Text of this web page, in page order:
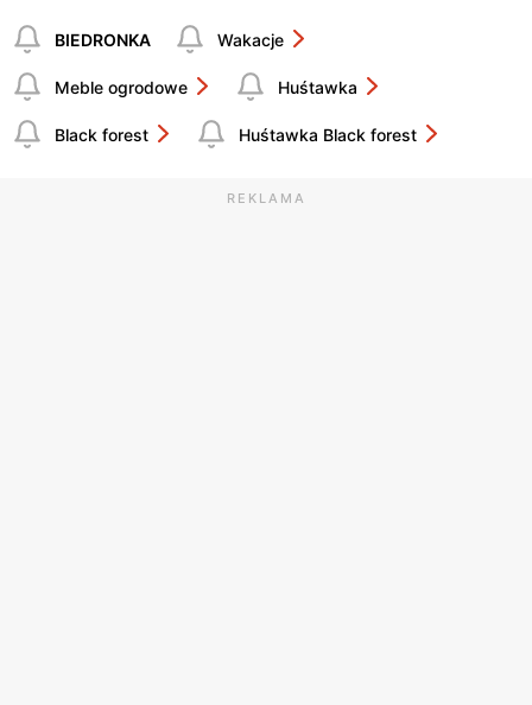
BIEDRONKA Wakacje
Meble ogrodowe Huśtawka
Black forest Huśtawka Black forest
REKLAMA